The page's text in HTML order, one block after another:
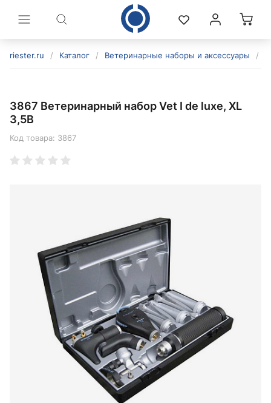
riester.ru / Каталог / Ветеринарные наборы и аксессуары /
3867 Ветеринарный набор Vet I de luxe, XL
3,5В
Код товара: 3867
политикой конфиденциальности